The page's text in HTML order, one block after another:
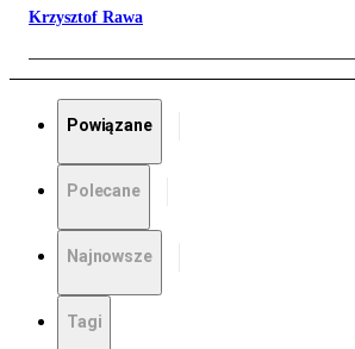
Krzysztof Rawa
Powiązane
Polecane
Najnowsze
Tagi